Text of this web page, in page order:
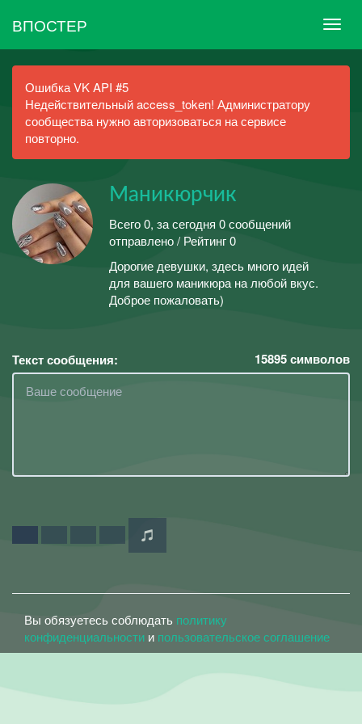
ВПОСТЕР
Ошибка VK API #5
Недействительный access_token! Администратору
сообщества нужно авторизоваться на сервисе
повторно.
Маникюрчик
Всего 0, за сегодня 0 сообщений
отправлено / Рейтинг 0
Дорогие девушки, здесь много идей
для вашего маникюра на любой вкус.
Доброе пожаловать)
Текст сообщения: 15895символов
Вы обязуетесь соблюдать политику
конфиденциальности и пользовательское соглашение